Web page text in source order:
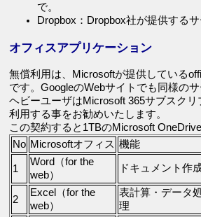
で。
Dropbox：Dropbox社が提供するサ
オフィスアプリケーション
無償利用は、Microsoftが提供している
です。GoogleのWebサイトでも同様の
ヘビーユーザはMicrosoft 365サブスク
利用する事をお勧めいたします。
この契約すると1TBのMicrosoft
No Microsoftオフィス 機能
1
Word（for the
web）
ドキュメント作
2
Excel（for the
web）
表計算・データ
理